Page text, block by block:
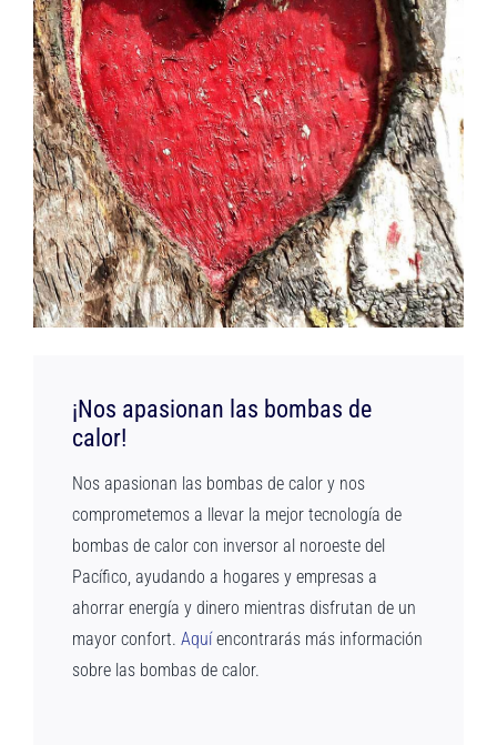
¡Nos apasionan las bombas de
calor!
Nos apasionan las bombas de calor y nos
comprometemos a llevar la mejor tecnología de
bombas de calor con inversor al noroeste del
Pacífico, ayudando a hogares y empresas a
ahorrar energía y dinero mientras disfrutan de un
mayor confort. Aquíencontrarás más información
sobre las bombas de calor.